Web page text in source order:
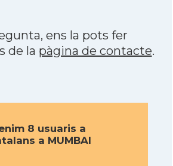
ens la pots fer
de la pàgina de contacte.
8 usuaris a
a MUMBAI